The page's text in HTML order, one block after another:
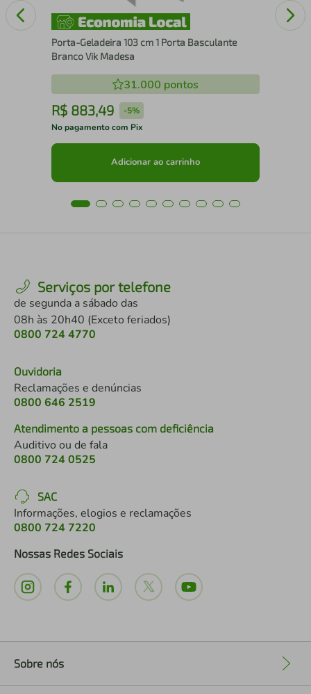
Porta-Geladeira 103 cm 1 Porta Basculante
Branco Vik Madesa
31.000 pontos
R$ 883,49 -5%
No pagamento com Pix
Adicionar ao carrinho
Serviços por telefone
de segunda a sábado das
08h às 20h40 (Exceto feriados)
0800 724 4770
Ouvidoria
Reclamações e denúncias
0800 646 2519
Atendimento a pessoas com deficiência
Auditivo ou de fala
0800 724 0525
SAC
Informações, elogios e reclamações
0800 724 7220
Nossas Redes Sociais
Sobre nós